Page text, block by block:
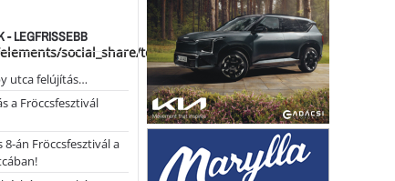
social_share/templates/template.php
- LEGFRISSEBB
utca felújítás…
a Fröccsfesztivál
8-án Fröccsfesztivál a